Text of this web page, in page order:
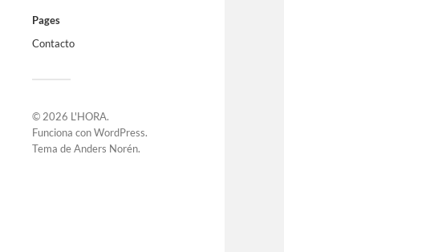
Pages
Contacto
© 2026 L'HORA.
Funciona conWordPress.
Tema deAnders Norén.